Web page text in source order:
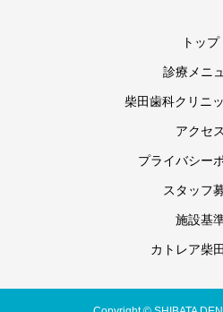
トップ
診療メニ
柴田歯科クリニ
アクセス
プライバシー
スタッフ
施設基
カトレア柴